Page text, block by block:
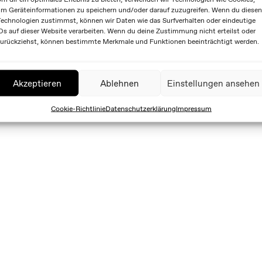
Geräteinformationen zu speichern und/oder darauf zuzugreifen. Wenn du diesen
zustimmst, können wir Daten wie das Surfverhalten oder eindeutige
auf dieser Website verarbeiten. Wenn du deine Zustimmung nicht erteilst oder
können bestimmte Merkmale und Funktionen beeinträchtigt werden.
Akzeptieren Ablehnen Einstellungen ansehen
Cookie-RichtlinieDatenschutzerklärungImpressum